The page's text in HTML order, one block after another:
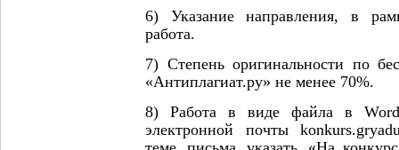
6) Указание направления, в
работа.
7) Степень оригинальности по
«Антиплагиат.ру» не менее 70%.
8) Работа в виде файла в Word
электронной почты